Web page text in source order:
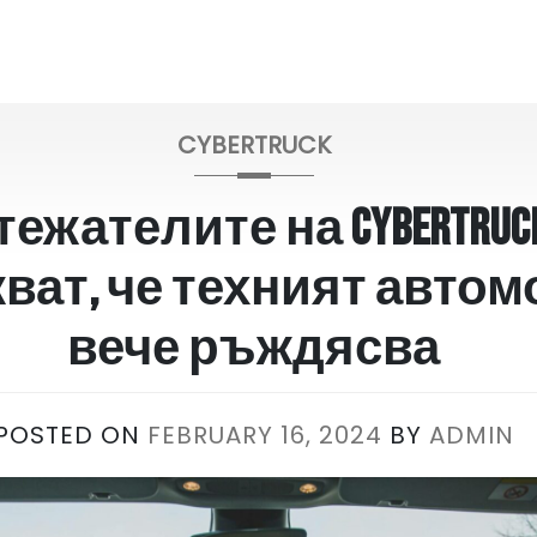
CYBERTRUCK
на
че техният
вече ръждясва
ON FEBRUARY 16, 2024 BY ADMIN